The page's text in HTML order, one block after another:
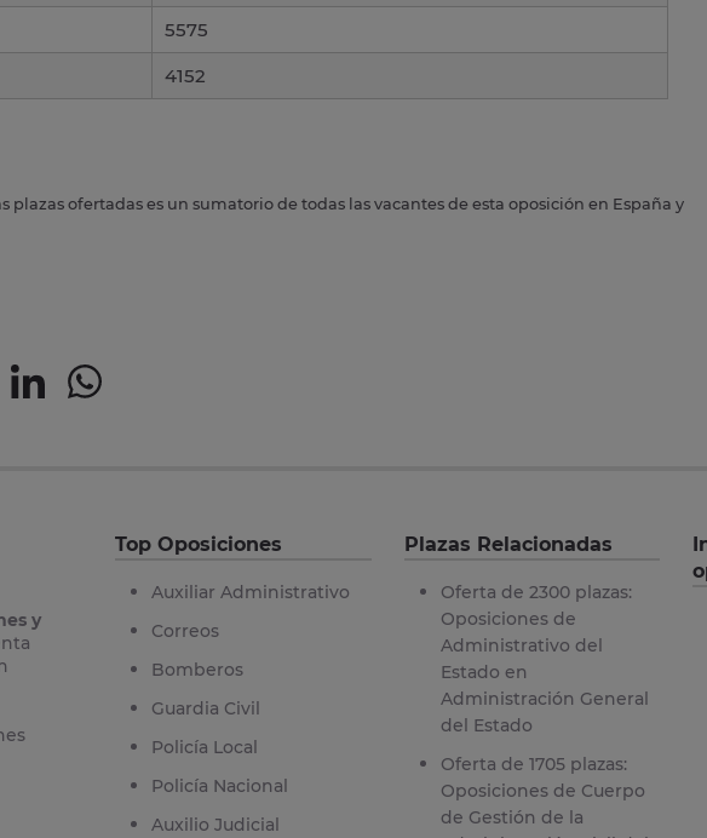
5575
4152
plazas ofertadas es un sumatorio de todas las vacantes de esta oposición en España y
y
Top Oposiciones
Auxiliar Administrativo
Correos
Bomberos
Guardia Civil
Policía Local
Policía Nacional
Auxilio Judicial
Plazas Relacionadas
Oferta de 2300 plazas:
Oposiciones de
Administrativo del
Estado en
Administración General
del Estado
Oferta de 1705 plazas:
Oposiciones de Cuerpo
de Gestión de la